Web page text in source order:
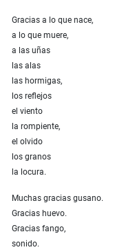
Gracias a lo que nace,
a lo que muere,
a las uñas
las alas
las hormigas,
los reflejos
el viento
la rompiente,
el olvido
los granos
la locura.
Muchas gracias gusano.
Gracias huevo.
Gracias fango,
sonido.